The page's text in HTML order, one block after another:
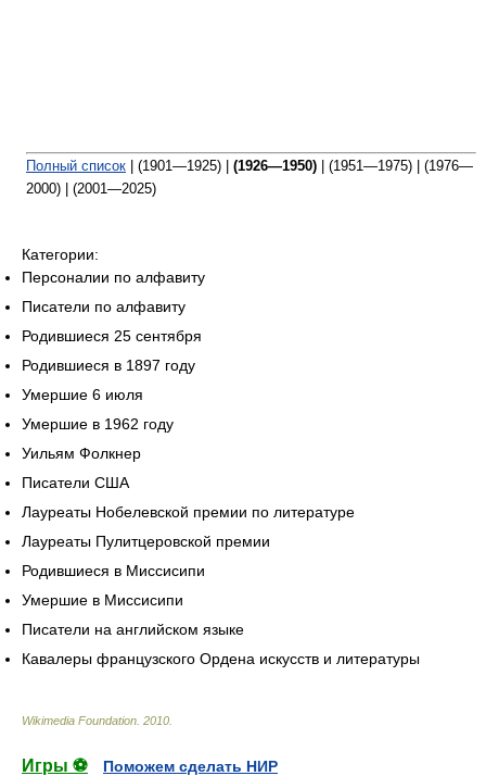
Полный список | (1901—1925) | (1926—1950) | (1951—1975) | (1976—
2000) | (2001—2025)
Категории:
Персоналии по алфавиту
Писатели по алфавиту
Родившиеся 25 сентября
Родившиеся в 1897 году
Умершие 6 июля
Умершие в 1962 году
Уильям Фолкнер
Писатели США
Лауреаты Нобелевской премии по литературе
Лауреаты Пулитцеровской премии
Родившиеся в Миссисипи
Умершие в Миссисипи
Писатели на английском языке
Кавалеры французского Ордена искусств и литературы
Wikimedia Foundation 2010
Игры ⚽
Поможем сделать НИР